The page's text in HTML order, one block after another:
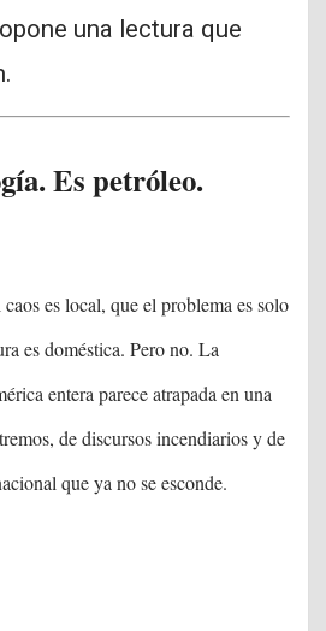
una lectura que
Es petróleo.
es local, que el problema es solo
es doméstica. Pero no. La
entera parece atrapada en una
de discursos incendiarios y de
que ya no se esconde.